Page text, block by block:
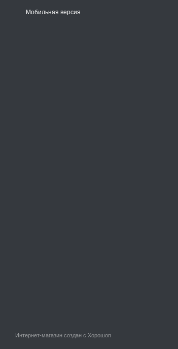
Мобильная версия
Интернет-магазин создан с Хорошоп